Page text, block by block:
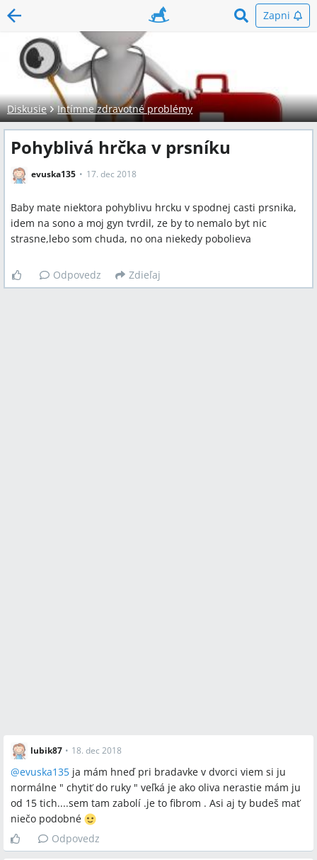
Zapni
Diskusie Intímne zdravotné problémy
Pohyblivá hrčka v prsníku
evuska135 17. dec 2018
Baby mate niektora pohyblivu hrcku v spodnej casti prsnika,
idem na sono a moj gyn tvrdil, ze by to nemalo byt nic
strasne,lebo som chuda, no ona niekedy pobolieva
Odpovedz Zdieľaj
lubik87 • 18. dec 2018
@evuska135 ja mám hneď pri bradavke v dvorci viem si ju
normálne " chytiť do ruky " veľká je ako oliva nerastie mám ju
od 15 tich....sem tam zabolí .je to fibrom . Asi aj ty budeš mať
niečo podobné
Odpovedz